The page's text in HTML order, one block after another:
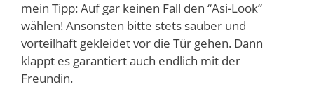
mein Tipp: Auf gar keinen Fall den “Asi-Look”
wählen! Ansonsten bitte stets sauber und
vorteilhaft gekleidet vor die Tür gehen. Dann
klappt es garantiert auch endlich mit der
Freundin.